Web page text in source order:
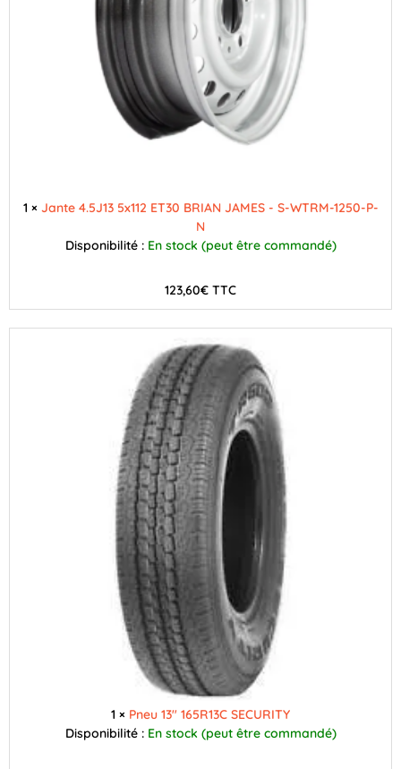
1 × Jante 4.5J13 5x112 ET30 BRIAN JAMES - S-WTRM-1250-P-
N
Disponibilité : En stock (peut être commandé)
123,60€ TTC
1 × Pneu 13" 165R13C SECURITY
Disponibilité : En stock (peut être commandé)